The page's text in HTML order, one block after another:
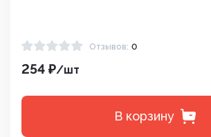
Отзывов: 0
254 ₽/шт
В корзину